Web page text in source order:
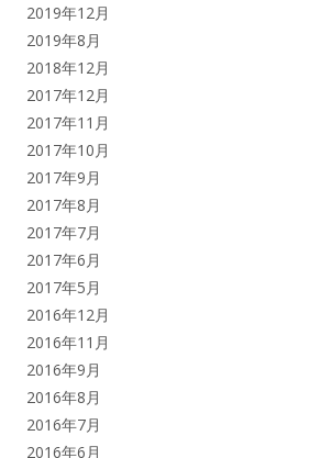
2019年12月
2019年8月
2018年12月
2017年12月
2017年11月
2017年10月
2017年9月
2017年8月
2017年7月
2017年6月
2017年5月
2016年12月
2016年11月
2016年9月
2016年8月
2016年7月
2016年6月